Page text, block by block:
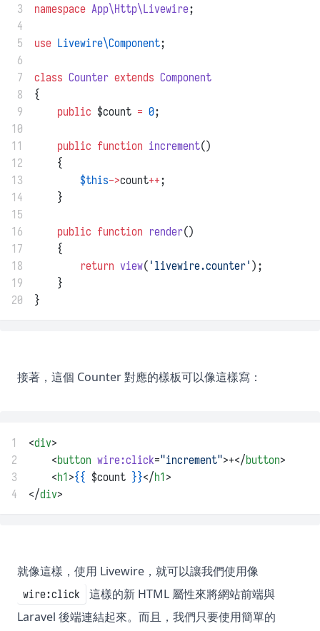
3
namespace App\Http\Livewire;
4
5
use Livewire\Component;
6
7
class Counter extends Component
8
{
9
public $count = 0;
10
11
public function increment()
12
    {
13
$this->count++;
14
    }
15
16
public function render()
17
    {
18
return view( 'livewire.counter' );
19
    }
20
}
接著，這個 Counter 對應的樣板可以像這樣寫：
1 <div>
2
    <
button wire:click="increment">+</button>
3
    <
h1>{{ $count }}</h1>
4
</div>
就像這樣，使用 Livewire，就可以讓我們使用像
wire:click
這樣的新 HTML 屬性來將網站前端與
Laravel 後端連結起來。而且，我們只要使用簡單的